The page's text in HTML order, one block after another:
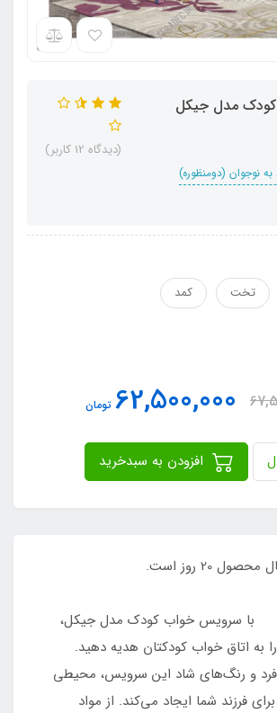
مدل جیکل
نوجوان (دومنظوره)
(دیدگاه 12 کاربر)
تخت کمد
62,500,000 تومان
زمان تقریبی ارسال محصول 20 روز است.
خواب کودک مدل جیکل،
به اتاق خواب کودکتان هدیه دهید.
و رنگ‌های شاد این سرویس، محیطی
فرزند شما ایجاد می‌کند. از مواد